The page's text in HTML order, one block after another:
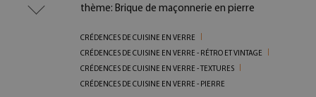
thème: Brique de maçonnerie en pierre
CRÉDENCES DE CUISINE EN VERRE
CRÉDENCES DE CUISINE EN VERRE - RÉTRO ET VINTAGE
CRÉDENCES DE CUISINE EN VERRE - TEXTURES
CRÉDENCES DE CUISINE EN VERRE - PIERRE